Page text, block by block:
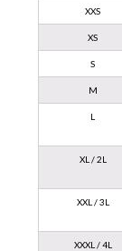
XXS
XS
S
M
L
XL / 2L
XXL / 3L
XXXL / 4L